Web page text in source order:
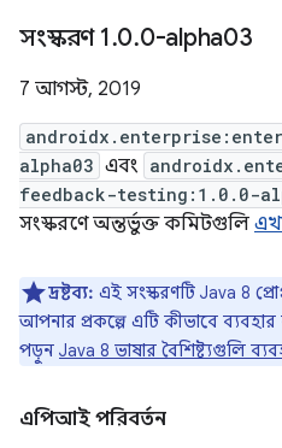
সংস্করণ 1.0.0-alpha03
7 আগস্ট, 2019
alpha03 এবং
feedback-testing:1.0.0-
সংস্করণে অন্তর্ভুক্ত কমিটগুলি
দ্রষ্টব্য: এই সংস্করণটি Java 8
আপনার প্রকল্পে এটি কীভাবে
পড়ুন Java 8 ভাষার বৈশিষ্ট্যগুলি
এপিআই পরিবর্তন